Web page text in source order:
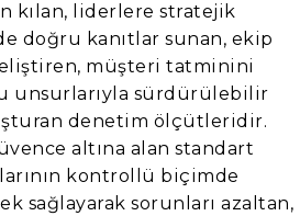
kılan, liderlere stratejik
doğru kanıtlar sunan, ekip
müşteri tatminini
unsurlarıyla sürdürülebilir
denetim ölçütleridir.
altına alan standart
kontrollü biçimde
sağlayarak sorunları azaltan,